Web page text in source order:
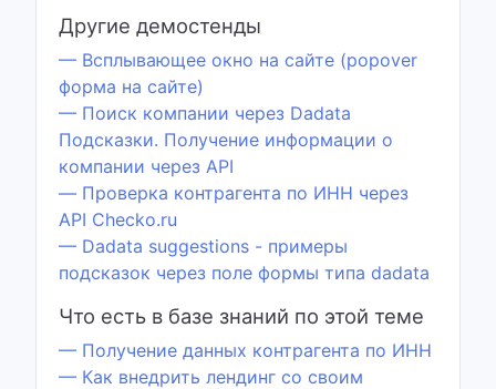
Другие демостенды
— Всплывающее окно на сайте (popover
форма на сайте)
— Поиск компании через Dadata
Подсказки. Получение информации о
компании через API
— Проверка контрагента по ИНН через
API Checko.ru
— Dadata suggestions - примеры
подсказок через поле формы типа dadata
Что есть в базе знаний по этой теме
— Получение данных контрагента по ИНН
— Как внедрить лендинг со своим